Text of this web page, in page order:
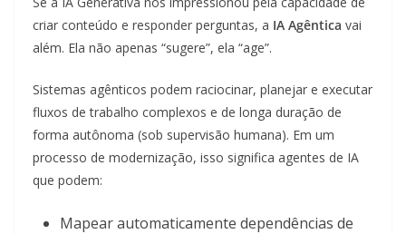
criar conteúdo e responder perguntas, a IA Agêntica vai
além. Ela não apenas “sugere”, ela “age”.
Sistemas agênticos podem raciocinar, planejar e executar
fluxos de trabalho complexos e de longa duração de
forma autônoma (sob supervisão humana). Em um
processo de modernização, isso significa agentes de IA
que podem:
Mapear automaticamente dependências de